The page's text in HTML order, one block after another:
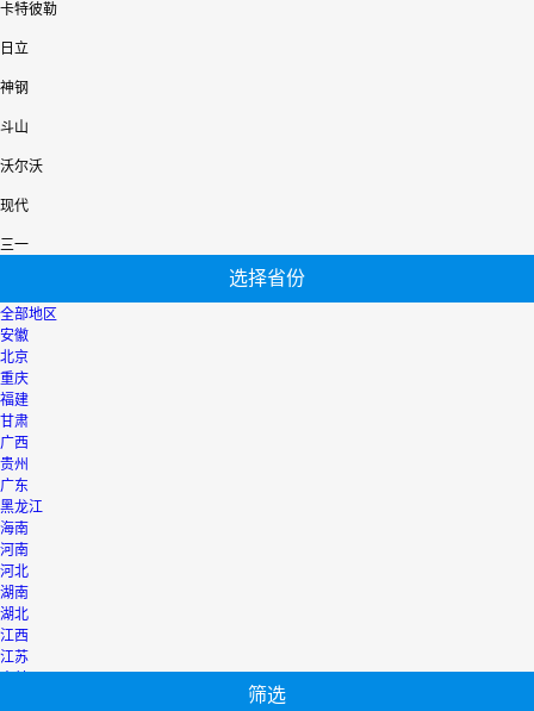
卡特彼勒
日立
神钢
斗山
沃尔沃
现代
三一
选择省份
全部地区
安徽
北京
重庆
福建
甘肃
广西
贵州
广东
黑龙江
海南
河南
河北
湖南
湖北
江西
江苏
筛选